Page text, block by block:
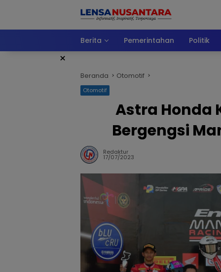
Berita
Pemerintahan Politik
×
Beranda Otomotif
Otomotif
Astra Honda
Bergengsi
Redaktur
17/07/2023